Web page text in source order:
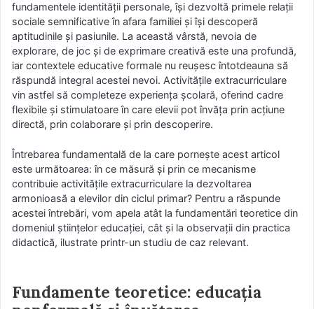
fundamentele identității personale, își dezvoltă primele relații
sociale semnificative în afara familiei și își descoperă
aptitudinile și pasiunile. La această vârstă, nevoia de
explorare, de joc și de exprimare creativă este una profundă,
iar contextele educative formale nu reușesc întotdeauna să
răspundă integral acestei nevoi. Activitățile extracurriculare
vin astfel să completeze experiența școlară, oferind cadre
flexibile și stimulatoare în care elevii pot învăța prin acțiune
directă, prin colaborare și prin descoperire.
Întrebarea fundamentală de la care pornește acest articol
este următoarea: în ce măsură și prin ce mecanisme
contribuie activitățile extracurriculare la dezvoltarea
armonioasă a elevilor din ciclul primar? Pentru a răspunde
acestei întrebări, vom apela atât la fundamentări teoretice din
domeniul științelor educației, cât și la observații din practica
didactică, ilustrate printr-un studiu de caz relevant.
Fundamente teoretice: educația